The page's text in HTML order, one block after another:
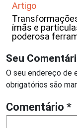
Artigo
ímãs e
poderosa
Seu
O seu endereço de
obrigatórios são
Comentário *